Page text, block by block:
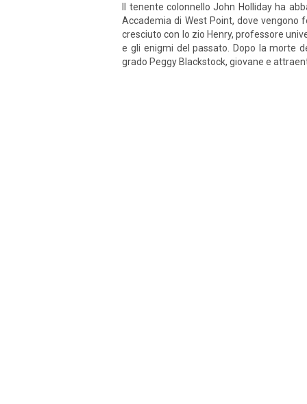
Il tenente colonnello John Holliday ha
Accademia di West Point, dove vengono
cresciuto con lo zio Henry, professore
e gli enigmi del passato. Dopo la morte
grado Peggy Blackstock, giovane e